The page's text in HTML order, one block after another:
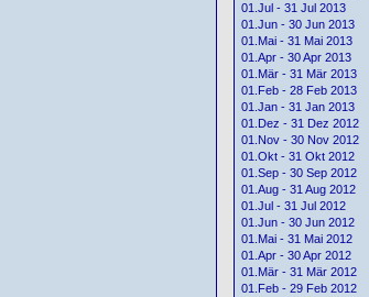
01.Jul - 31 Jul 2013
01.Jun - 30 Jun 2013
01.Mai - 31 Mai 2013
01.Apr - 30 Apr 2013
01.Mär - 31 Mär 2013
01.Feb - 28 Feb 2013
01.Jan - 31 Jan 2013
01.Dez - 31 Dez 2012
01.Nov - 30 Nov 2012
01.Okt - 31 Okt 2012
01.Sep - 30 Sep 2012
01.Aug - 31 Aug 2012
01.Jul - 31 Jul 2012
01.Jun - 30 Jun 2012
01.Mai - 31 Mai 2012
01.Apr - 30 Apr 2012
01.Mär - 31 Mär 2012
01.Feb - 29 Feb 2012